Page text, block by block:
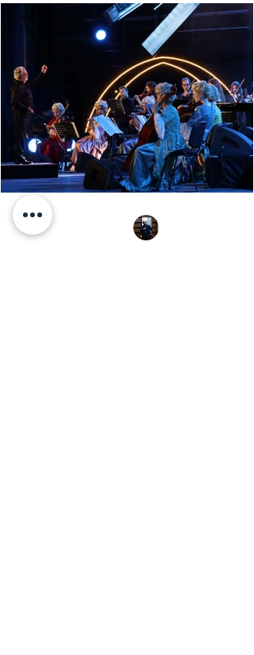
de beauté, ainsi que la foule attirée et entraînée
cette célébration, comprenant notamment les
youyous, les larmes de bonheur et les
applaudissements sincères. "Ya Loumima"
sans doute, à capturer toute l'ambivalence de
moment précieux grâce à une performance